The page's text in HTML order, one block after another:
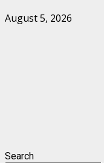
August 5, 2026
Search